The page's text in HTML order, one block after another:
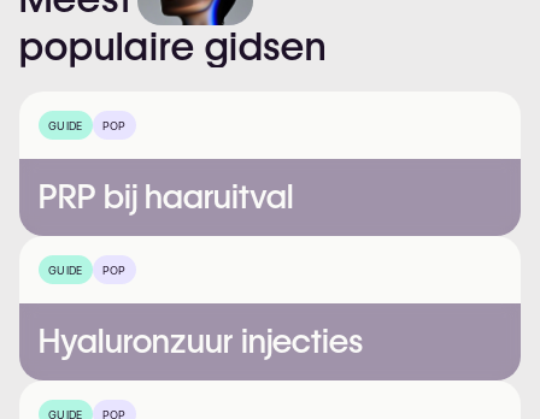
populaire gidsen
GUIDE POP
PRP bij haaruitval
GUIDE POP
Hyaluronzuur injecties
GUIDE POP